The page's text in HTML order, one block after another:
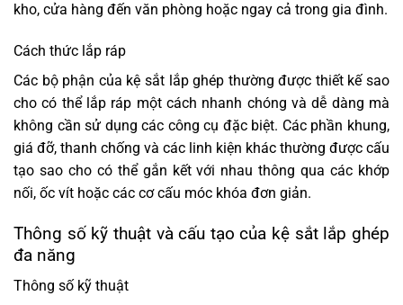
kho, cửa hàng đến văn phòng hoặc ngay cả trong gia đình.
Cách thức lắp ráp
Các bộ phận của kệ sắt lắp ghép thường được thiết kế sao
cho có thể lắp ráp một cách nhanh chóng và dễ dàng mà
không cần sử dụng các công cụ đặc biệt. Các phần khung,
giá đỡ, thanh chống và các linh kiện khác thường được cấu
tạo sao cho có thể gắn kết với nhau thông qua các khớp
nối, ốc vít hoặc các cơ cấu móc khóa đơn giản.
Thông số kỹ thuật và cấu tạo của kệ sắt lắp ghép
đa năng
Thông số kỹ thuật